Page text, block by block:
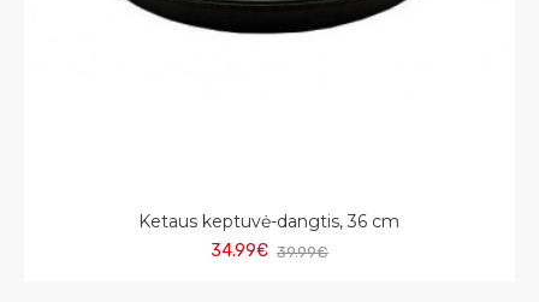
Ketaus keptuvė-dangtis, 36 cm
34.99€ 39.99€